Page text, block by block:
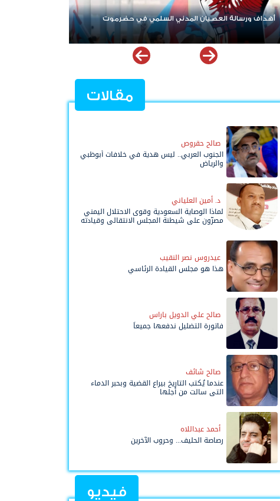
أبرز ممارسات حكومة الوصاية ضد أبناء الجنوب العربي
مقالات
صالح حقروص
الجنوب العربي.. ليس هدية في خلافات أبوظبي
والرياض
د. أمين العلياني
لماذا الوصاية السعودية وقوى الاحتلال اليمني
مصرّون على شيطنة المجلس الانتقالي وقيادته
عيدروس نصر النقيب
هذا هو مجلس القيادة الرئاسي
صالح علي الدويل باراس
فاتورة التضليل ندفعها جميعاً
صالح شائف
عندما يُكتب التاريخ بيراع القضية وبحبر الدماء
التي سالت من أجلها
أحمد عبداللاه
رصاصة الحليف... وحروب الآخرين
فيديو